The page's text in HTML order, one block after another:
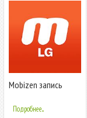
Mobizen запись
Capture
Подробнее...